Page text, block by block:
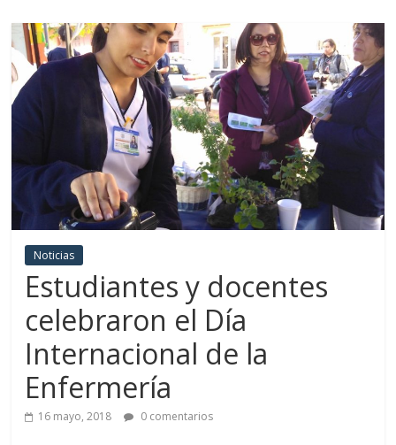
Noticias
Estudiantes y docentes
celebraron el Día
Internacional de la
Enfermería
16 mayo, 2018 0 comentarios